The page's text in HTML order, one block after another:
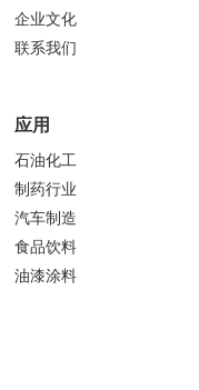
企业文化
联系我们
应用
石油化工
制药行业
汽车制造
食品饮料
油漆涂料